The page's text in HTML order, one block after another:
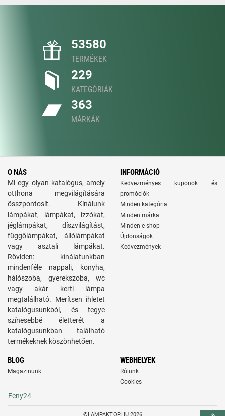
53580
TERMÉKEK
229
KATEGÓRIÁK
363
MÁRKÁK
O NÁS
Mi egy olyan katalógus, amely
otthona megvilágítására
összpontosít. Kínálunk
lámpákat, lámpákat, izzókat,
jéglámpákat, díszvilágítást,
függőlámpákat, állólámpákat
vagy asztali lámpákat.
Röviden: kínálatunkban
mindenféle nappali, konyha,
hálószoba, gyerekszoba, wc
vagy akár kerti lámpa
megtalálható. Merítsen ihletet
katalógusunkból, és tegye
színesebbé életterét a
katalógusunkban található
termékeknek köszönhetően.
INFORMÁCIÓ
Kedvezményes kuponok és
promóciók
Minden kategória
Minden márka
Minden e-shop
Újdonságok
Kedvezmények
BLOG
Magazinunk
WEBHELYEK
Rólunk
Cookies
Feny24